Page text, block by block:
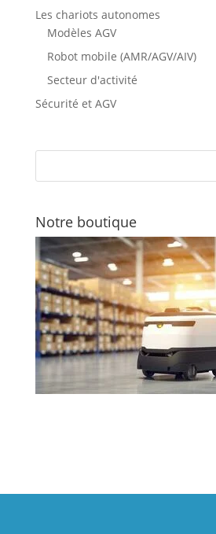
Les chariots autonomes
Modèles AGV
Robot mobile (AMR/AGV/AIV)
Secteur d'activité
Sécurité et AGV
Notre boutique